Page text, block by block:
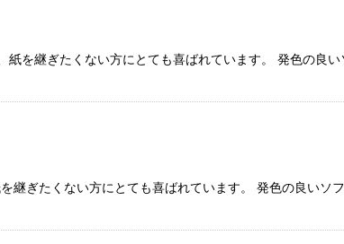
を継ぎたくない方にとても喜ばれています。 発色の良
継ぎたくない方にとても喜ばれています。 発色の良い